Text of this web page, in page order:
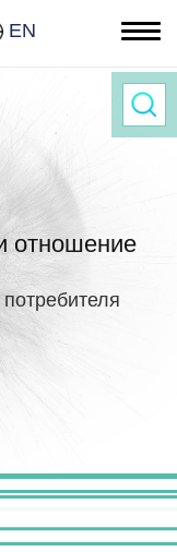
EN
отношение